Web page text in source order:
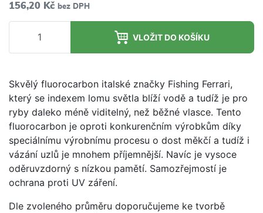
156,20 Kč bez DPH
VLOŽIT DO KOŠÍKU
Skvělý fluorocarbon italské značky Fishing Ferrari,
který se indexem lomu světla blíží vodě a tudíž je pro
ryby daleko méně viditelný, než běžné vlasce. Tento
fluorocarbon je oproti konkurenčním výrobkům díky
speciálnímu výrobnímu procesu o dost měkčí a tudíž i
vázání uzlů je mnohem příjemnější. Navíc je vysoce
oděruvzdorný s nízkou pamětí. Samozřejmostí je
ochrana proti UV záření.
Dle zvoleného průměru doporučujeme ke tvorbě